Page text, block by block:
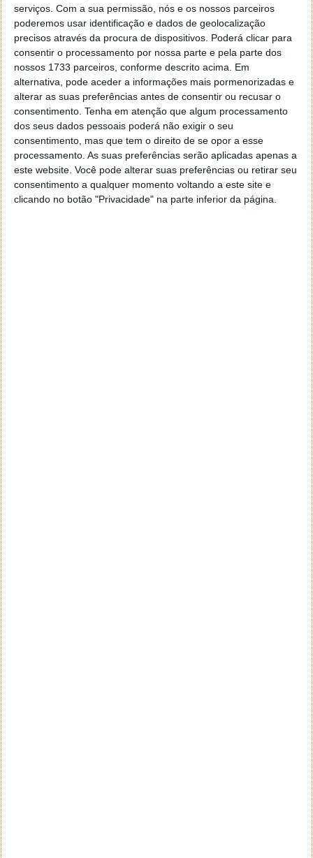
serviços. Com a sua permissão, nós e os nossos parceiros
poderemos usar identificação e dados de geolocalização
precisos através da procura de dispositivos. Poderá clicar para
consentir o processamento por nossa parte e pela parte dos
nossos 1733 parceiros, conforme descrito acima. Em
alternativa, pode aceder a informações mais pormenorizadas e
alterar as suas preferências antes de consentir ou recusar o
consentimento. Tenha em atenção que algum processamento
dos seus dados pessoais poderá não exigir o seu
consentimento, mas que tem o direito de se opor a esse
processamento. As suas preferências serão aplicadas apenas a
este website. Você pode alterar suas preferências ou retirar seu
consentimento a qualquer momento voltando a este site e
clicando no botão "Privacidade" na parte inferior da página.